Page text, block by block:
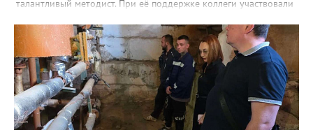
талантливый методист. При её поддержке коллеги участвовали
«Благодаря её мудрому руководству в школе сформировался
сильный педагогический коллектив, объединённый общими
ценностями и любовью к своему делу. Для многих Галина
Ивановна навсегда останется не только талантливым
руководителем, но и настоящим Учителем с большой буквы», -
говорится в сообществе школы №23 во ВКонтакте. Свои
соболезнования семье Галины Ивановны выразил глава
Златоуста Олег Решетников. «Её вклад зафиксирован в